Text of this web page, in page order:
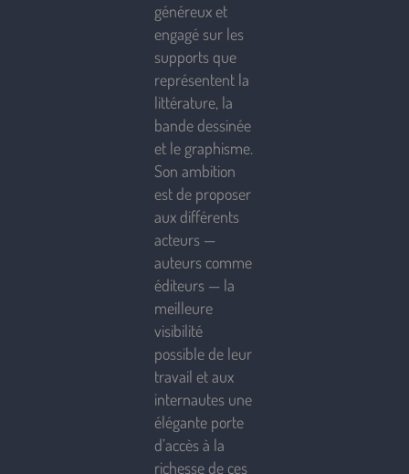
généreux et
engagé sur les
supports que
représentent la
littérature, la
bande dessinée
et le graphisme.
Son ambition
est de proposer
aux différents
acteurs —
auteurs comme
éditeurs — la
meilleure
visibilité
possible de leur
travail et aux
internautes une
élégante porte
d’accès à la
richesse de ces